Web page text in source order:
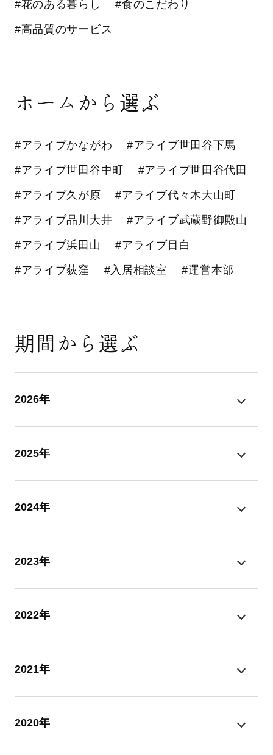
#花のある暮らし #食のこだわり
#高品質のサービス
ホームから選ぶ
#アライブかながわ #アライブ世田谷下馬
#アライブ世田谷中町 #アライブ世田谷代田
#アライブ久が原 #アライブ代々木大山町
#アライブ品川大井 #アライブ武蔵野御殿山
#アライブ浜田山 #アライブ目白
#アライブ荻窪 #入居相談室 #運営本部
期間から選ぶ
2026年
2025年
2024年
2023年
2022年
2021年
2020年